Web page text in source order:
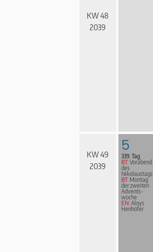
KW 48
2039
KW 49
2039
5
339. Tag
BT: Vorabend
des
Nikolaustags
BT: Montag
der zweiten
Advents­
woche
EN: Aloys
Henhöfer